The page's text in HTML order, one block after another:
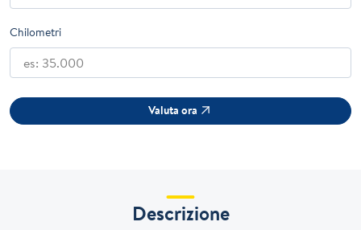
Chilometri
Valuta ora
Descrizione